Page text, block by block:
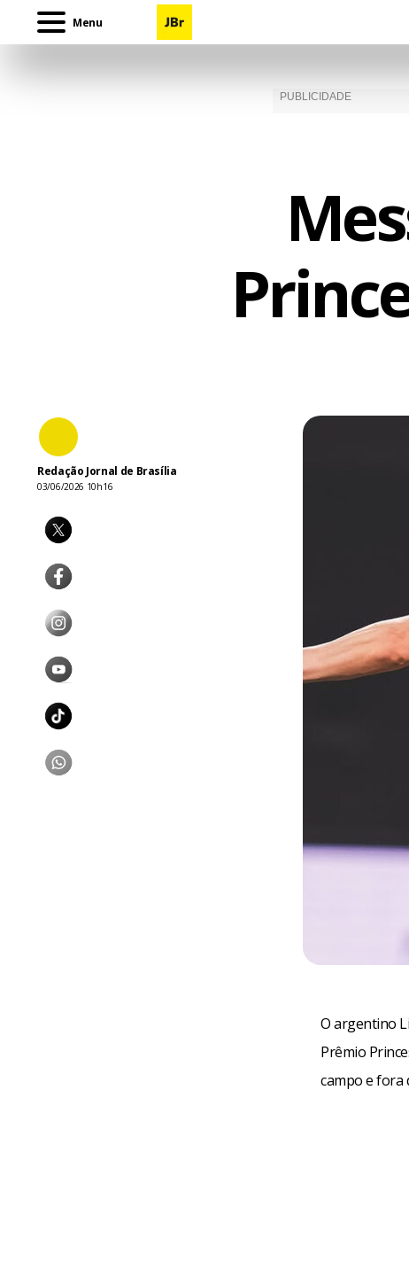
Menu
Redação Jornal de Brasília
03/06/2026 10h16
O argentino
Prêmio
campo e fora